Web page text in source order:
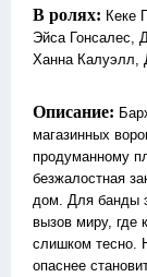
В ролях: Кеке
Эйса Гонсалес,
Ханна Калуэлл,
Описание:
магазинных
продуманному
безжалостная
дом. Для банды
вызов миру, где
слишком тесно.
опаснее